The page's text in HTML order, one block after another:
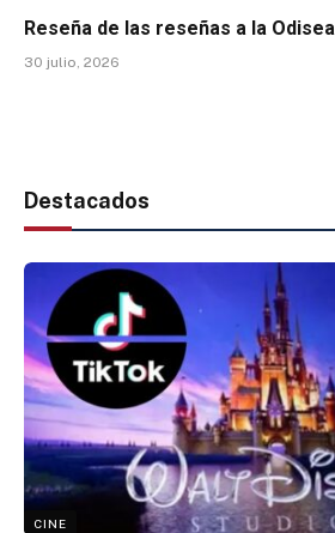
Reseña de las reseñas a la Odisea
30 julio, 2026
Destacados
CINE